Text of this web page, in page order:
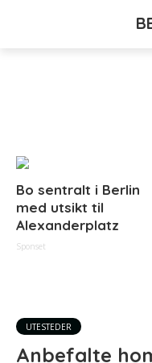
Bo sentralt i Berlin
med utsikt til
Alexanderplatz
Sponset
UTESTEDER
Anbefalte